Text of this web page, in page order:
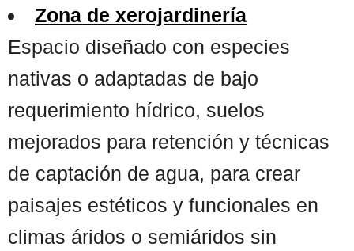
Zona de xerojardinería
Espacio diseñado con especies
nativas o adaptadas de bajo
requerimiento hídrico, suelos
mejorados para retención y técnicas
de captación de agua, para crear
paisajes estéticos y funcionales en
climas áridos o semiáridos sin